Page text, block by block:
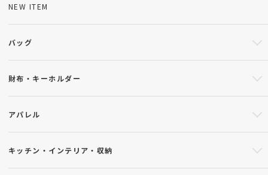
NEW ITEM
バッグ
財布・キーホルダー
アパレル
キッチン・インテリア・収納